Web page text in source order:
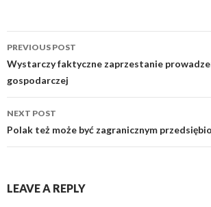
Post
navigation
PREVIOUS POST
Wystarczy faktyczne zaprzestanie
gospodarczej
NEXT POST
Polak też może być zagranicznym
LEAVE A REPLY